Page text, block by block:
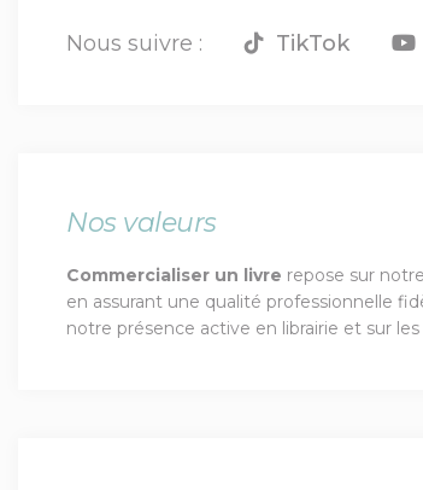
Nous suivre : TikTok
Nos valeurs
Commercialiser un livre repose sur
en assurant une qualité professionnelle
notre présence active en librairie et sur les